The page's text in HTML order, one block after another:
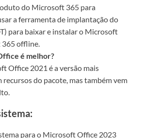
do Microsoft 365 para
a ferramenta de implantação do
para baixar e instalar o Microsoft
365 offline.
é melhor?
Office 2021 é a versão mais
recursos do pacote, mas também vem
para o Microsoft Office 2023